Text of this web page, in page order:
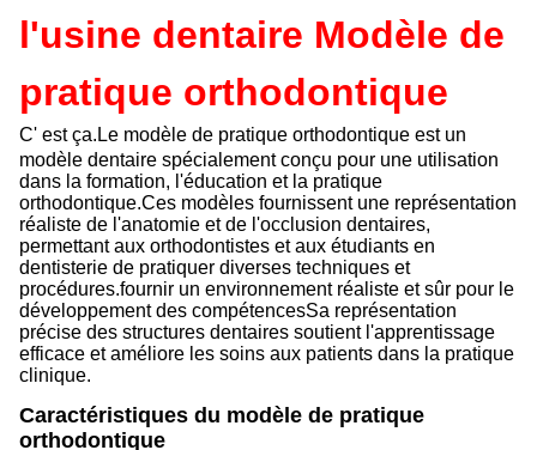
l'usine dentaire Modèle de
pratique orthodontique
C' est ça. Le modèle de pratique orthodontique est un
modèle dentaire spécialement conçu pour une utilisation
dans la formation, l'éducation et la pratique
orthodontique.Ces modèles fournissent une représentation
réaliste de l'anatomie et de l'occlusion dentaires,
permettant aux orthodontistes et aux étudiants en
dentisterie de pratiquer diverses techniques et
procédures.fournir un environnement réaliste et sûr pour le
développement des compétencesSa représentation
précise des structures dentaires soutient l'apprentissage
efficace et améliore les soins aux patients dans la pratique
clinique.
Caractéristiques du modèle de pratique
orthodontique